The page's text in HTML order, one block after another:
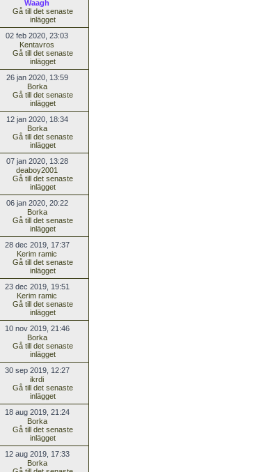
Waagh
02 feb 2020, 23:03
Kentavros
26 jan 2020, 13:59
Borka
12 jan 2020, 18:34
Borka
07 jan 2020, 13:28
deaboy2001
06 jan 2020, 20:22
Borka
28 dec 2019, 17:37
Kerim ramic
23 dec 2019, 19:51
Kerim ramic
10 nov 2019, 21:46
Borka
30 sep 2019, 12:27
ikrdi
18 aug 2019, 21:24
Borka
12 aug 2019, 17:33
Borka